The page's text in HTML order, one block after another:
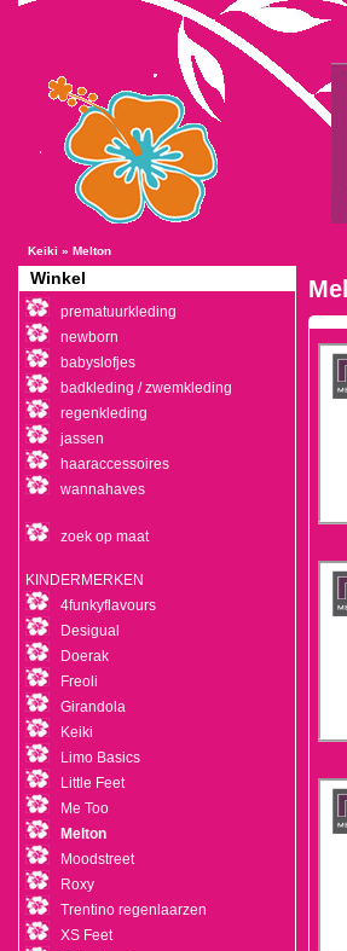
Keiki » Melton
Winkel
prematuurkleding
newborn
babyslofjes
badkleding / zwemkleding
regenkleding
jassen
haaraccessoires
wannahaves
zoek op maat
KINDERMERKEN
4funkyflavours
Desigual
Doerak
Freoli
Girandola
Keiki
Limo Basics
Little Feet
Me Too
Melton
Moodstreet
Roxy
Trentino regenlaarzen
XS Feet